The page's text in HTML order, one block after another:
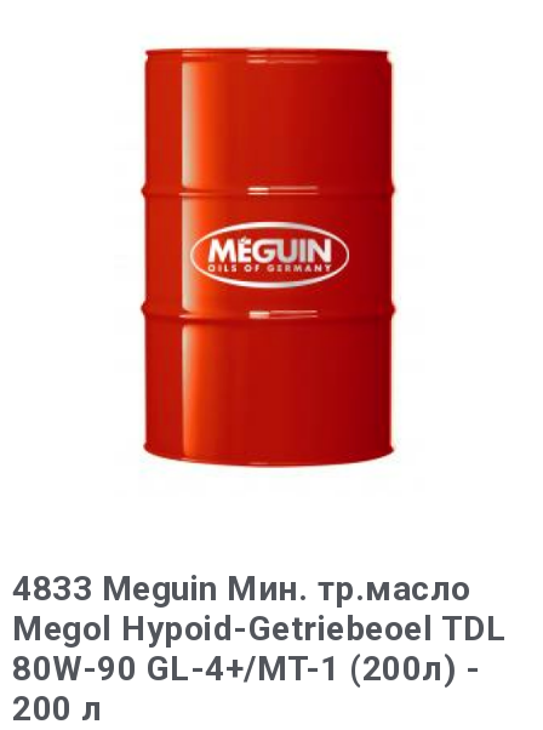
4833 Meguin Мин. тр.масло
Megol Hypoid-Getriebeoel TDL
80W-90 GL-4+/MT-1 (200л) -
200 л